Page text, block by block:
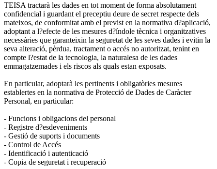
TEISA tractarà les dades en tot moment de forma absolutament
confidencial i guardant el preceptiu deure de secret respecte dels
mateixos, de conformitat amb el previst en la normativa d?aplicació,
adoptant a l?efecte de les mesures d?índole tècnica i organitzatives
necessàries que garanteixin la seguretat de les seves dades i evitin la
seva alteració, pèrdua, tractament o accés no autoritzat, tenint en
compte l?estat de la tecnologia, la naturalesa de les dades
emmagatzemades i els riscos als quals estan exposats.
En particular, adoptarà les pertinents i obligatòries mesures
establertes en la normativa de Protecció de Dades de Caràcter
Personal, en particular:
- Funcions i obligacions del personal
- Registre d?esdeveniments
- Gestió de suports i documents
- Control de Accés
- Identificació i autenticació
- Copia de seguretat i recuperació